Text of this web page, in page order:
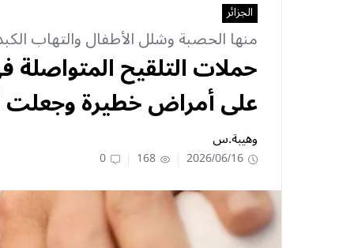
الجزائر
منها الحصبة وشلل الأطفال والتهاب
حملات التلقيح
على أمراض خطيرة وجعلت
وهيبة.س
2026/06/16
168
0